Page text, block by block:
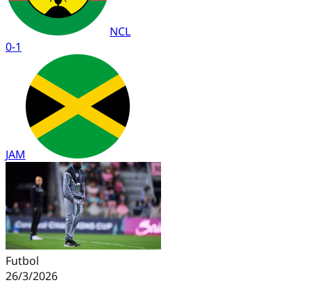
NCL
0-1
JAM
Futbol
26/3/2026